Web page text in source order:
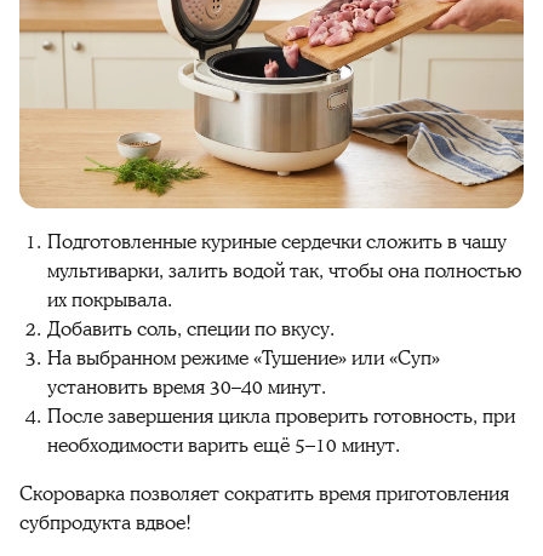
Подготовленные куриные сердечки сложить в чашу
мультиварки, залить водой так, чтобы она полностью
их покрывала.
Добавить соль, специи по вкусу.
На выбранном режиме «Тушение» или «Суп»
установить время 30–40 минут.
После завершения цикла проверить готовность, при
необходимости варить ещё 5–10 минут.
Скороварка позволяет сократить время приготовления
субпродукта вдвое!